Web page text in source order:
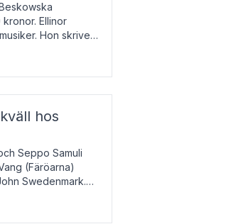
Ellinor
Hon skriver
hos
Seppo Samuli
(Färöarna)
Swedenmark.
svenska och talar